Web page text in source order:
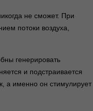
не сможет. При
потоки воздуха,
генерировать
и подстраивается
а именно он стимулирует